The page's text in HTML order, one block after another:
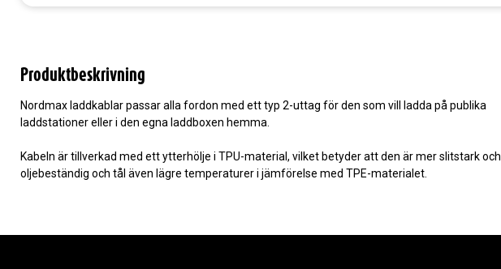
Produktbeskrivning
Nordmax laddkablar passar alla fordon med ett typ 2-uttag för den som vill ladda på publika
laddstationer eller i den egna laddboxen hemma.
Kabeln är tillverkad med ett ytterhölje i TPU-material, vilket betyder att den är mer slitstark och
oljebeständig och tål även lägre temperaturer i jämförelse med TPE-materialet.